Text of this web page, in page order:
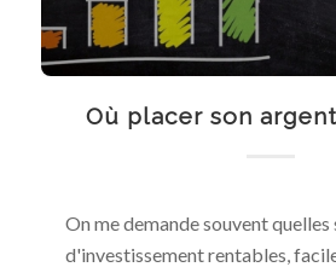
Où placer son
On me demande souvent
d'investissement rentables,